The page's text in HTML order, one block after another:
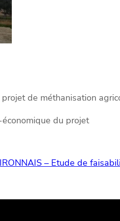
de méthanisation
du projet
– Etude de